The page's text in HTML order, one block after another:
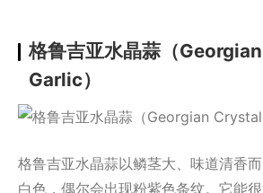
格鲁吉亚水晶蒜（
Garlic）
格鲁吉亚水晶蒜以鳞茎大、味道清香
白色，偶尔会出现粉紫色条纹。它能